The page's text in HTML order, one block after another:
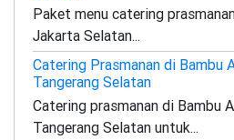
Paket menu catering
Jakarta Selatan...
Catering Prasmanan di Bambu
Tangerang Selatan
Catering prasmanan di Bambu
Tangerang Selatan untuk...